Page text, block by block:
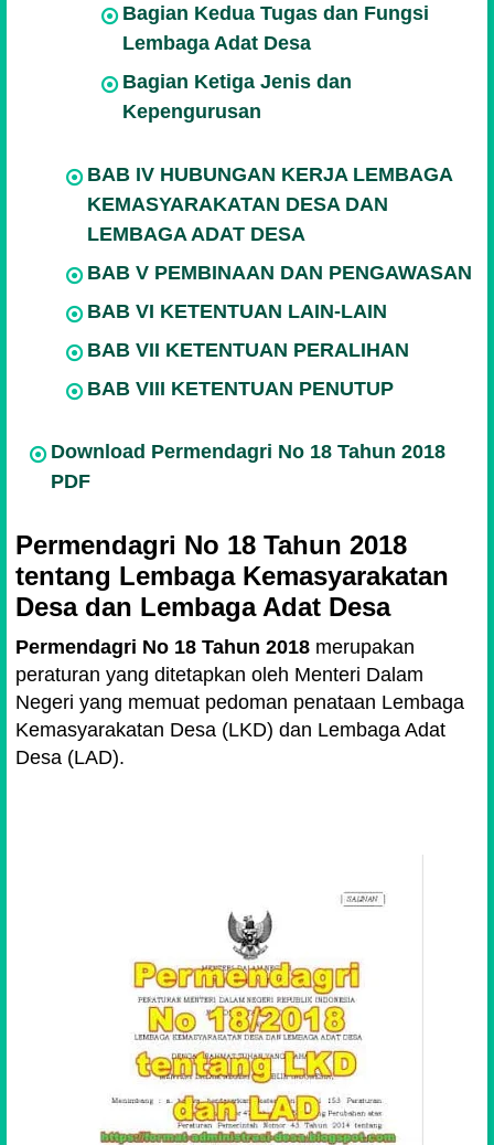
Bagian Kedua Tugas dan Fungsi
Lembaga Adat Desa
Bagian Ketiga Jenis dan
Kepengurusan
BAB IV HUBUNGAN KERJA LEMBAGA
KEMASYARAKATAN DESA DAN
LEMBAGA ADAT DESA
BAB V PEMBINAAN DAN PENGAWASAN
BAB VI KETENTUAN LAIN-LAIN
BAB VII KETENTUAN PERALIHAN
BAB VIII KETENTUAN PENUTUP
Download Permendagri No 18 Tahun 2018
PDF
Permendagri No 18 Tahun 2018
tentang Lembaga Kemasyarakatan
Desa dan Lembaga Adat Desa
Permendagri No 18 Tahun 2018 merupakan
peraturan yang ditetapkan oleh Menteri Dalam
Negeri yang memuat pedoman penataan Lembaga
Kemasyarakatan Desa (LKD) dan Lembaga Adat
Desa (LAD).